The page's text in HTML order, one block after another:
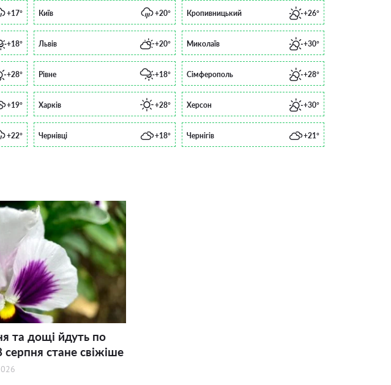
+17° Київ +20° Кропивницький +26°
+18° Львів +20° Миколаїв +30°
+28° Рівне +18° Сімферополь +28°
+19° Харків +28° Херсон +30°
+22° Чернівці +18° Чернігів +21°
та дощі йдуть по
серпня стане свіжіше